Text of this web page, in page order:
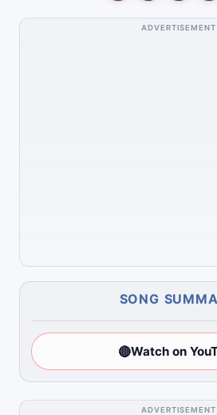
ADVERTISEMENT
SONG
🔴Watch on
ADVERTISEMENT